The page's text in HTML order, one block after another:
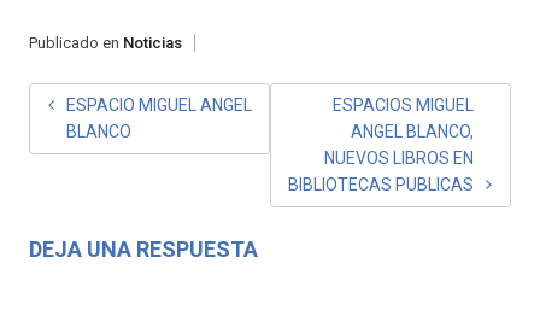
Publicado en Noticias
ESPACIO MIGUEL ANGEL
BLANCO
ESPACIOS MIGUEL
ANGEL BLANCO,
NUEVOS LIBROS EN
BIBLIOTECAS PUBLICAS
DEJA UNA RESPUESTA